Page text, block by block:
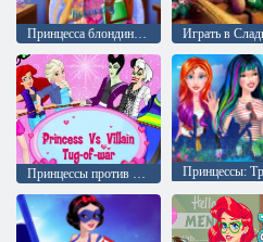
Принцесса блондинка в больнице